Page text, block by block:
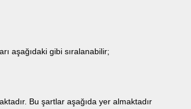
aşağıdaki gibi sıralanabilir;
Bu şartlar aşağıda yer almaktadır